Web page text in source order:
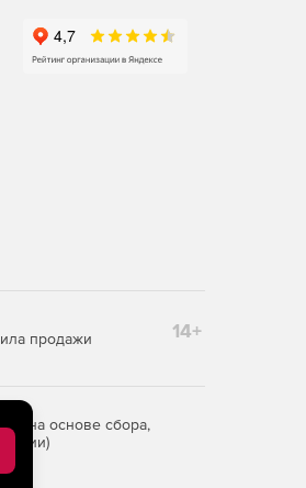
продажи 14+
на основе сбора,